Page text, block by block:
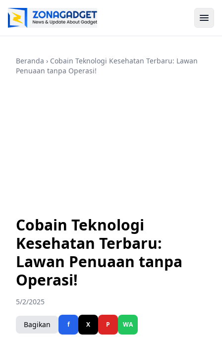
Beranda › Cobain Teknologi Kesehatan Terbaru: Lawan
Penuaan tanpa Operasi!
Cobain Teknologi
Kesehatan Terbaru:
Lawan Penuaan tanpa
Operasi!
5/2/2025
Bagikan f X P WA